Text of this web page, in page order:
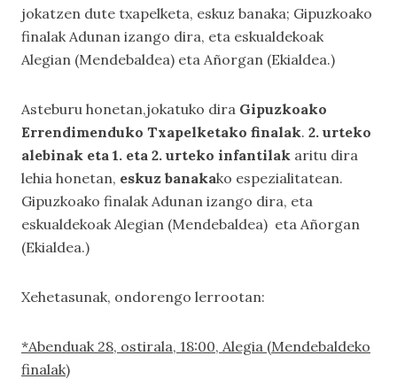
jokatzen dute txapelketa, eskuz banaka; Gipuzkoako
finalak Adunan izango dira, eta eskualdekoak
Alegian (Mendebaldea) eta Añorgan (Ekialdea.)
Asteburu honetan,jokatuko dira Gipuzkoako
Errendimenduko Txapelketako finalak. 2. urteko
alebinak eta 1. eta 2. urteko infantilak aritu dira
lehia honetan, eskuz banakako espezialitatean.
Gipuzkoako finalak Adunan izango dira, eta
eskualdekoak Alegian (Mendebaldea) eta Añorgan
(Ekialdea.)
Xehetasunak, ondorengo lerrootan:
*Abenduak 28, ostirala, 18:00, Alegia (Mendebaldeko
finalak)